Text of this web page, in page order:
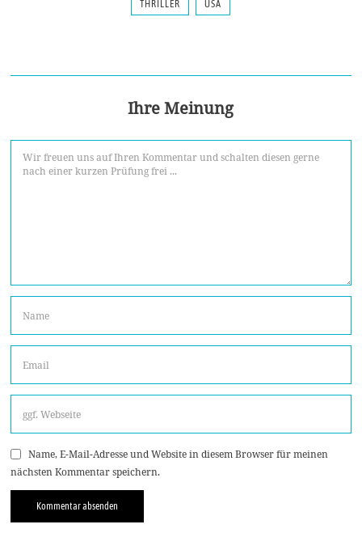
THRILLER USA
Ihre Meinung
Name, E-Mail-Adresse und Website in diesem Browser für meinen
nächsten Kommentar speichern.